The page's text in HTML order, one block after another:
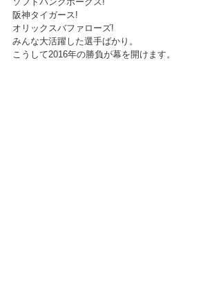
阪神タイガース!
オリックスバファローズ!
みんな大活躍した選手ばかり。
こうして2016年の勝負が幕を開けます。